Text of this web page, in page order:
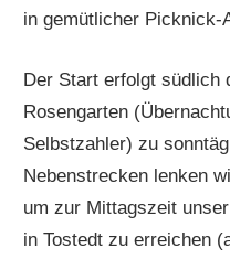
in gemütlicher Picknick-
Der Start erfolgt südlich
Rosengarten
Selbstzahler) zu
Nebenstrecken lenken
um zur Mittagszeit
in Tostedt zu erreichen